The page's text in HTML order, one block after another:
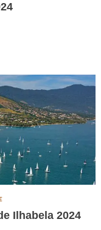
Ilhabela 2024